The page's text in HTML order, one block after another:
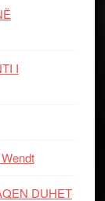
I
DUHET